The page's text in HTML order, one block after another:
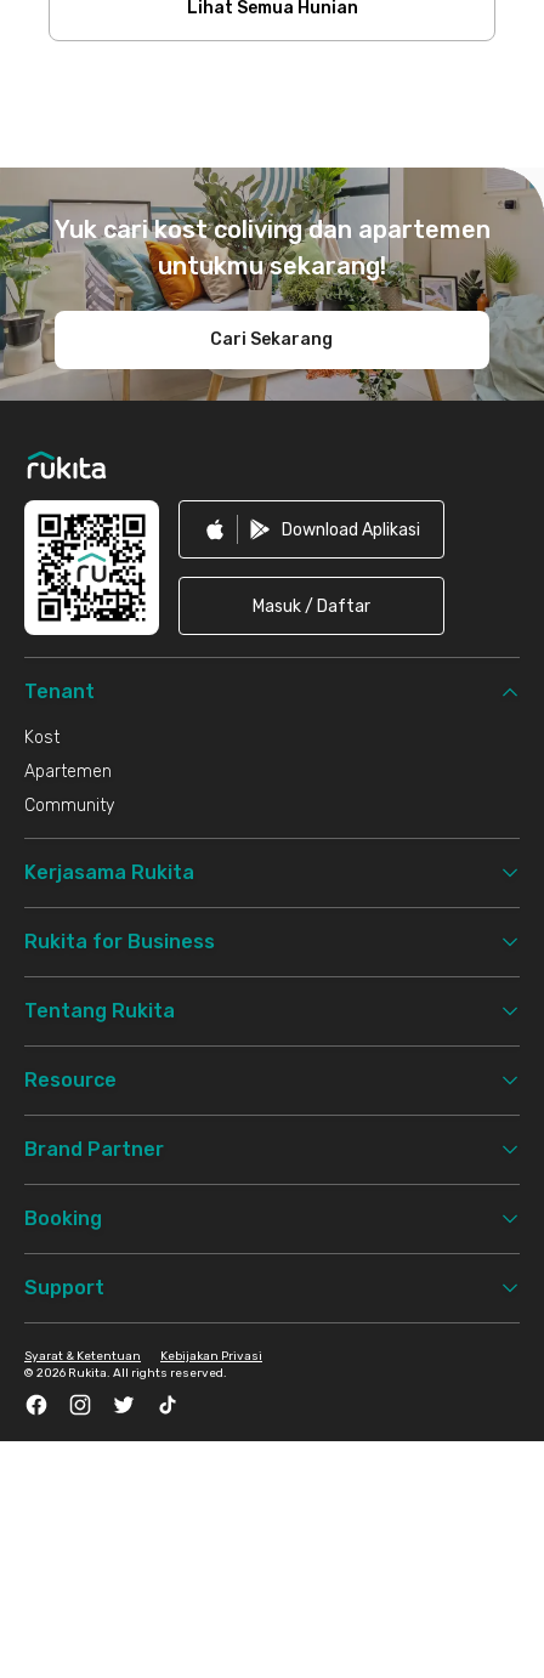
Lihat Semua Hunian
Yuk cari kost coliving dan apartemen
untukmu sekarang!
Cari Sekarang
Download Aplikasi
Masuk / Daftar
Tenant
Kost
Apartemen
Community
Kerjasama Rukita
Rukita for Business
Tentang Rukita
Resource
Brand Partner
Booking
Support
© 2026 Rukita. All rights reserved.
Syarat & Ketentuan Kebijakan Privasi
FacebookInstagramTwitter TikTok